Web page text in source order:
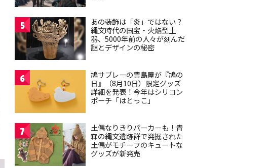
5
あの装飾は「炎」ではない？
縄文時代の国宝・火焔型土
器、5000年前の人々が刻んだ
謎とデザインの秘密
6
鳩サブレーの豊島屋が『鳩の
日』（8月10日）限定グッズ
詳細を発表！今年はシリコン
ポーチ「はとっこ」
7
土偶なりきりパーカーも！青
森の縄文遺跡群で発掘された
土偶がモチーフのキュートな
グッズが新発売